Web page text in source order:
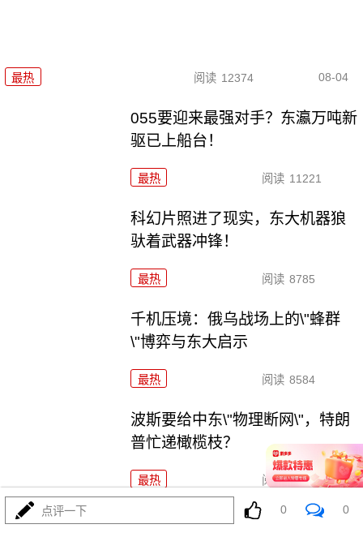
最热 阅读 12374 08-04
055要迎来最强对手？东瀛万吨新
驱已上船台！
最热 阅读 11221
科幻片照进了现实，东大机器狼
驮着武器冲锋！
最热 阅读 8785
千机压境：俄乌战场上的\"蜂群
\"博弈与东大启示
最热 阅读 8584
波斯要给中东\"物理断网\"，特朗
普忙递橄榄枝？
最热 阅读 7253
F-35真被波斯导弹端了！美军这
点评一下 0 0